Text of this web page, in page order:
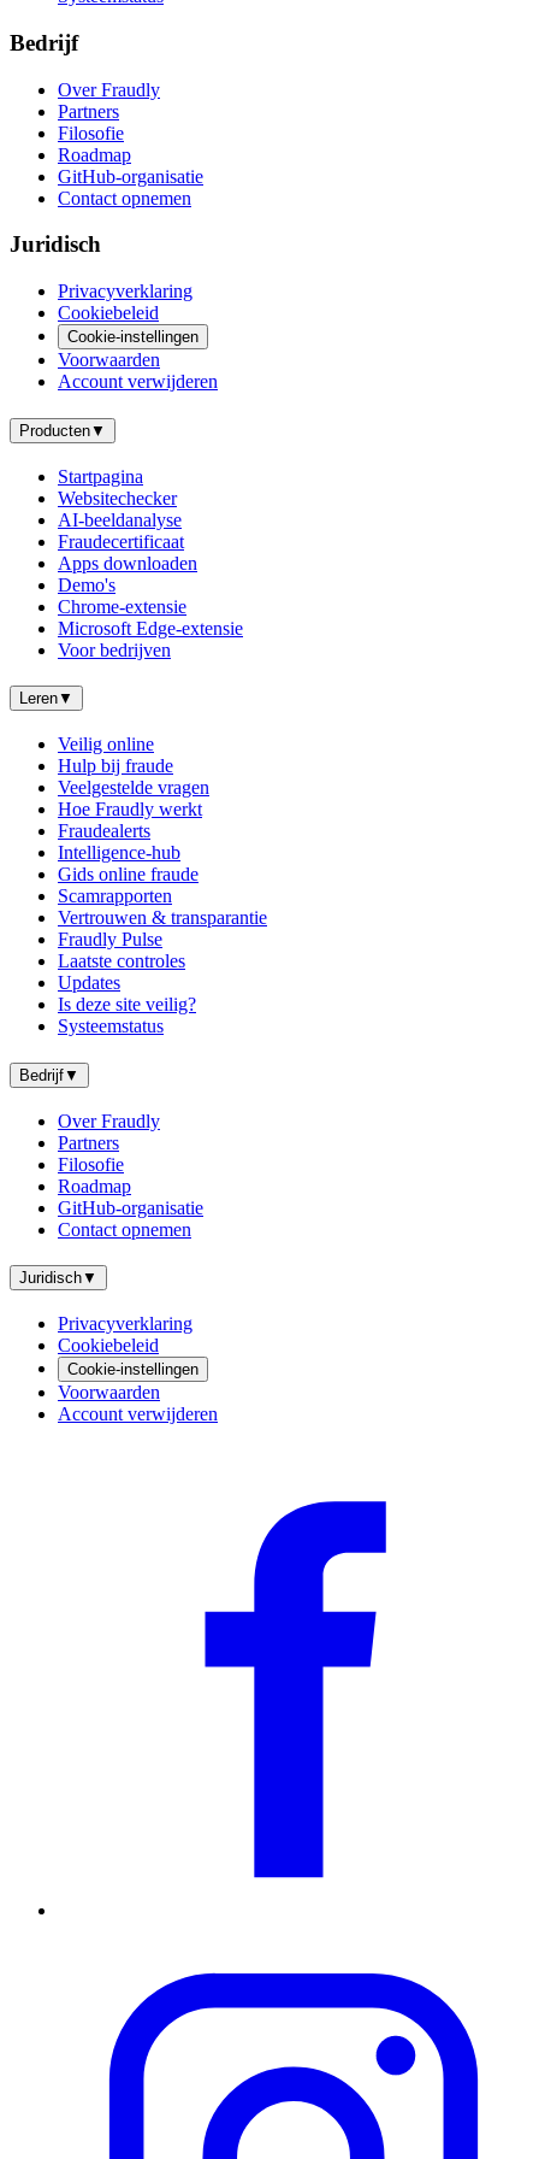
Bedrijf
Over Fraudly
Partners
Filosofie
Roadmap
GitHub-organisatie
Contact opnemen
Juridisch
Privacyverklaring
Cookiebeleid
Cookie-instellingen
Voorwaarden
Account verwijderen
Producten▼
Startpagina
Websitechecker
AI-beeldanalyse
Fraudecertificaat
Apps downloaden
Demo's
Chrome-extensie
Microsoft Edge-extensie
Voor bedrijven
Leren▼
Veilig online
Hulp bij fraude
Veelgestelde vragen
Hoe Fraudly werkt
Fraudealerts
Intelligence-hub
Gids online fraude
Scamrapporten
Vertrouwen & transparantie
Fraudly Pulse
Laatste controles
Updates
Is deze site veilig?
Systeemstatus
Bedrijf▼
Over Fraudly
Partners
Filosofie
Roadmap
GitHub-organisatie
Contact opnemen
Juridisch▼
Privacyverklaring
Cookiebeleid
Cookie-instellingen
Voorwaarden
Account verwijderen